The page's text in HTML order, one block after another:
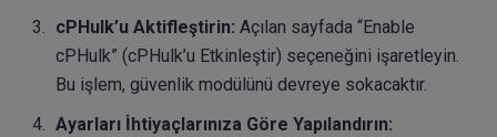
cPHulk’u Aktifleştirin: Açılan sayfada “Enable
cPHulk” (cPHulk’u Etkinleştir) seçeneğini işaretleyin.
Bu işlem, güvenlik modülünü devreye sokacaktır.
Ayarları İhtiyaçlarınıza Göre Yapılandırın: